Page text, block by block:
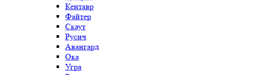
Кентавр
Файтер
Скаут
Русич
Авангард
Ока
Угра